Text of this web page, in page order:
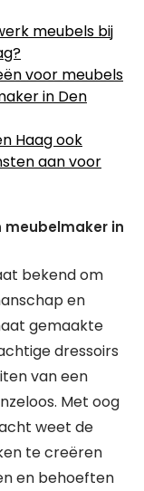
meubels bij
voor meubels
in Den
Haag ook
aan voor
in
bekend om
en
gemaakte
dressoirs
van een
Met oog
weet de
te creëren
en behoeften